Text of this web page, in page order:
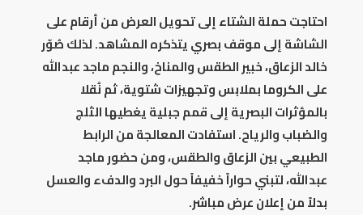
احتاجت حملة الشتاء إلى تحويل العرض من أرقام على
الشاشة إلى موقف بصري يتذكره المشاهد. لذلك صُوّر
خالد الزعاق، خبير الطقس والمناخ، والنجم ماجد عبدالله
على الكروما بملابس وتجهيزات شتوية، ثم نُقلا
بالمؤثرات البصرية إلى قمم جبلية يغطيها الثلج
والضباب والرياح. استفادت المعالجة من الرابط
الطبيعي بين الزعاق والطقس، ومن حضور ماجد
عبدالله، لتبني حواراً خفيفاً حول البرد والدفء والعسل
بدلاً من إعلان عرض مباشر.